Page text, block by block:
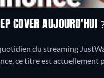
COVER AUJOURD'HUI
du streaming
ce titre est